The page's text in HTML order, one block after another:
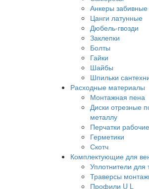
Анкеры забивные
Цанги латунные
Дюбель-гвозди
Заклепки
Болты
Гайки
Шайбы
Шпильки
Расходные материалы
Монтажная пена
Диски отрезные
металлу
Перчатки
Герметики
Скотч
Комплектующие для
Уплотнители для
Траверсы
Профили U L